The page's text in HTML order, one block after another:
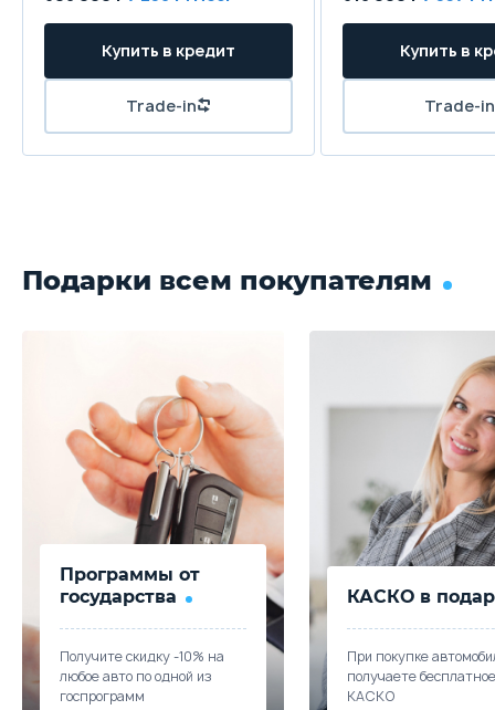
Купить в кредит
Trade-in
Купить в
Trade-in
Подарки всем покупателям
Программы от
государства
Получите скидку -10% на
любое авто по одной из
госпрограмм
КАСКО в
При покупке
получаете бесплатное
КАСКО